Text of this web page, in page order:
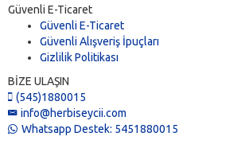
Güvenli E-Ticaret
Güvenli E-Ticaret
Güvenli Alışveriş İpuçları
Gizlilik Politikası
BİZE ULAŞIN
(545)1880015
info@herbiseycii.com
Whatsapp Destek: 5451880015